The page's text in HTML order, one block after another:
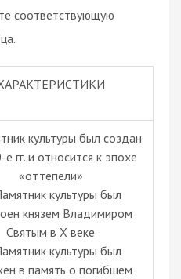
соответствующую
культуры был создан
гг. и относится к эпохе
«оттепели»
культуры был
князем Владимиром
Святым в X веке
культуры был
в память о погибшем